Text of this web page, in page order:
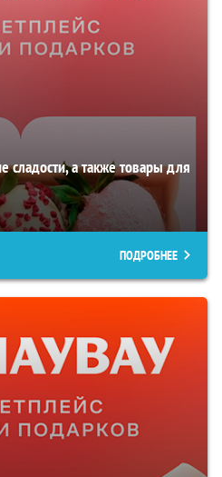
сладости, а также товары для
ПОДРОБНЕЕ